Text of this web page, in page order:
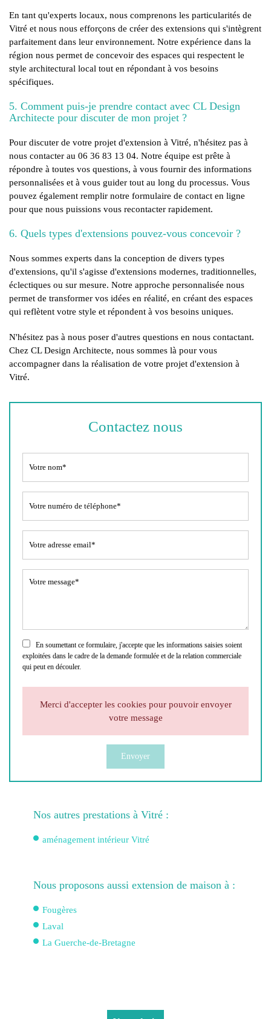
En tant qu'experts locaux, nous comprenons les particularités de
Vitré et nous nous efforçons de créer des extensions qui s'intègrent
parfaitement dans leur environnement. Notre expérience dans la
région nous permet de concevoir des espaces qui respectent le
style architectural local tout en répondant à vos besoins
spécifiques.
5. Comment puis-je prendre contact avec CL Design
Architecte pour discuter de mon projet ?
Pour discuter de votre projet d'extension à Vitré, n'hésitez pas à
nous contacter au 06 36 83 13 04. Notre équipe est prête à
répondre à toutes vos questions, à vous fournir des informations
personnalisées et à vous guider tout au long du processus. Vous
pouvez également remplir notre formulaire de contact en ligne
pour que nous puissions vous recontacter rapidement.
6. Quels types d'extensions pouvez-vous concevoir ?
Nous sommes experts dans la conception de divers types
d'extensions, qu'il s'agisse d'extensions modernes, traditionnelles,
éclectiques ou sur mesure. Notre approche personnalisée nous
permet de transformer vos idées en réalité, en créant des espaces
qui reflètent votre style et répondent à vos besoins uniques.
N'hésitez pas à nous poser d'autres questions en nous contactant.
Chez CL Design Architecte, nous sommes là pour vous
accompagner dans la réalisation de votre projet d'extension à
Vitré.
Contactez nous
En soumettant ce formulaire, j'accepte que les informations saisies soient
exploitées dans le cadre de la demande formulée et de la relation commerciale
qui peut en découler.
Merci d'accepter les cookies pour pouvoir envoyer
votre message
Nos autres prestations à Vitré :
aménagement intérieur Vitré
Nous proposons aussi extension de maison à :
Fougères
Laval
La Guerche-de-Bretagne